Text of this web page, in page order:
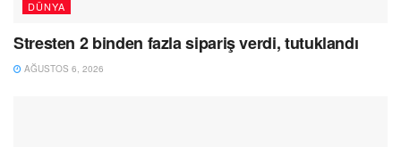
DÜNYA
Stresten 2 binden fazla sipariş verdi, tutuklandı
AĞUSTOS 6, 2026